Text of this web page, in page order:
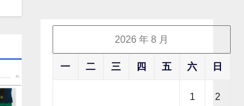
2026 年 8 月
一 二 三 四 五 六 日
1 2